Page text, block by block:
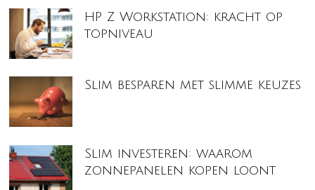
HP Z Workstation: kracht op
topniveau
Slim besparen met slimme keuzes
Slim investeren: waarom
zonnepanelen kopen loont